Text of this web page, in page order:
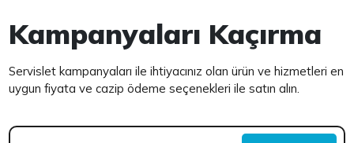
Kampanyaları Kaçırma
Servislet kampanyaları ile ihtiyacınız olan ürün ve hizmetleri en
uygun fiyata ve cazip ödeme seçenekleri ile satın alın.